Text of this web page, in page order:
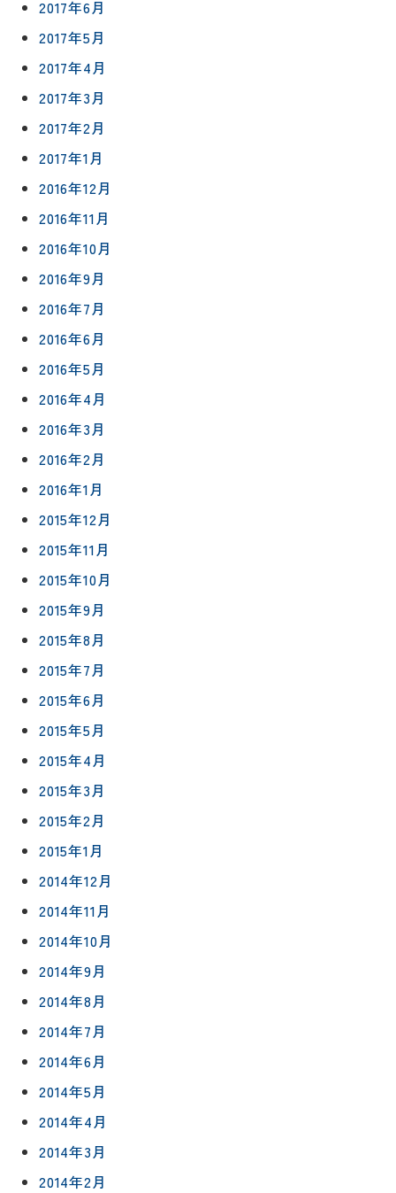
2017年6月
2017年5月
2017年4月
2017年3月
2017年2月
2017年1月
2016年12月
2016年11月
2016年10月
2016年9月
2016年7月
2016年6月
2016年5月
2016年4月
2016年3月
2016年2月
2016年1月
2015年12月
2015年11月
2015年10月
2015年9月
2015年8月
2015年7月
2015年6月
2015年5月
2015年4月
2015年3月
2015年2月
2015年1月
2014年12月
2014年11月
2014年10月
2014年9月
2014年8月
2014年7月
2014年6月
2014年5月
2014年4月
2014年3月
2014年2月